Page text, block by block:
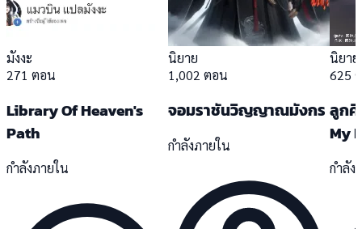
มังงะ
271 ตอน
Library Of Heaven's
Path
กำลังภายใน
นิยาย
1,002 ตอน
จอมราชันวิญญาณมังกร
กำลังภายใน
นิยาย
625
ลูก
My
กำลัง